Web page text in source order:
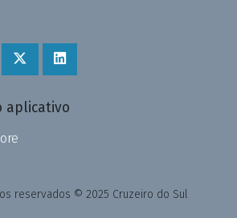
aplicativo
reservados © 2025 Cruzeiro do Sul